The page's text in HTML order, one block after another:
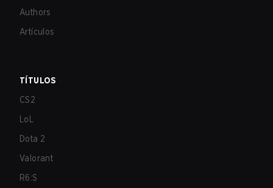
Authors
Artículos
TÍTULOS
CS2
LoL
Dota 2
Valorant
R6:S